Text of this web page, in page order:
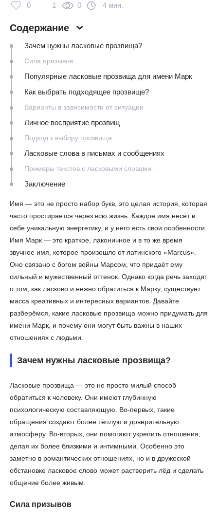
0 1 0 4 мин.
Содержание
Зачем нужны ласковые прозвища?
Сила призывов
Популярные ласковые прозвища для имени Марк
Как выбрать подходящее прозвище?
Варианты в зависимости от ситуации
Личное восприятие прозвищ
Подход к выбору прозвища
Ласковые слова в письмах и сообщениях
Примеры текстов с ласковыми словами
Заключение
Имя — это не просто набор букв, это целая история, которая
часто простирается через всю жизнь. Каждое имя несёт в
себе уникальную энергетику, и у него есть свои особенности.
Имя Марк — это краткое, лаконичное и в то же время
звучное имя, которое произошло от латинского «Marcus».
Оно связано с богом войны Марсом, что придаёт ему
сильный и мужественный оттенок. Однако когда речь заходит
о том, как ласково и нежно обратиться к Марку, существует
масса креативных и интересных вариантов. Давайте
разберёмся, какие ласковые прозвища можно придумать для
имени Марк, и почему они могут быть важны в наших
отношениях с людьми.
Зачем нужны ласковые прозвища?
Ласковые прозвища — это не просто милый способ
обратиться к человеку. Они имеют глубинную
психологическую составляющую. Во-первых, такие
обращения создают более тёплую и доверительную
атмосферу. Во-вторых, они помогают укрепить отношения,
делая их более близкими и интимными. Особенно это
заметно в романтических отношениях, но и в дружеской
обстановке ласковое слово может растворить лёд и сделать
общение более живым.
Сила призывов